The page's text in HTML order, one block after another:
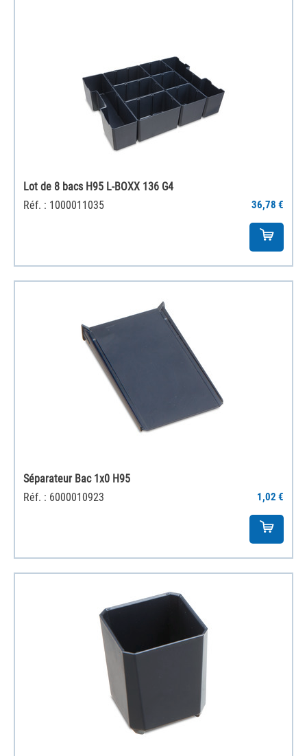
Lot de 8 bacs H95 L-BOXX 136 G4
Réf. : 1000011035
36,78 €
Séparateur Bac 1x0 H95
Réf. : 6000010923
1,02 €